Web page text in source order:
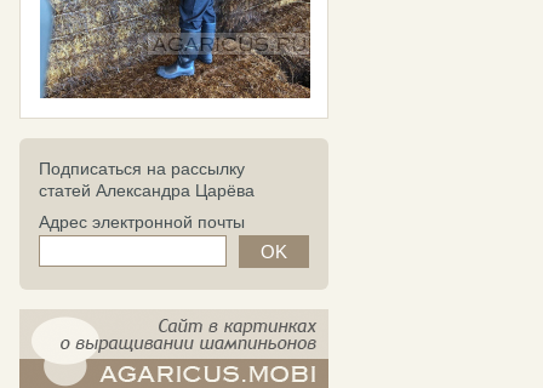
Подписаться на рассылку
статей Александра Царёва
Адрес электронной почты